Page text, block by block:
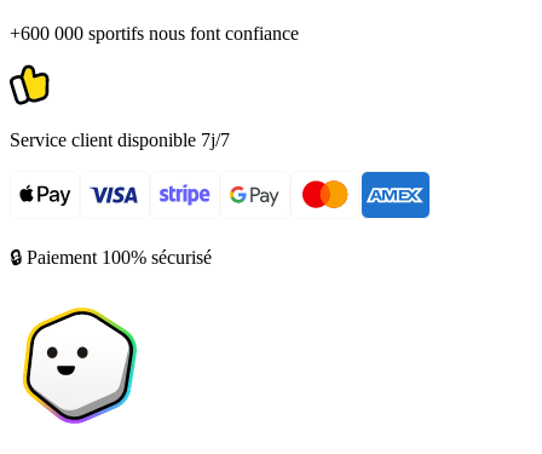
+600 000 sportifs nous font confiance
Service client disponible 7j/7
🔒 Paiement 100% sécurisé